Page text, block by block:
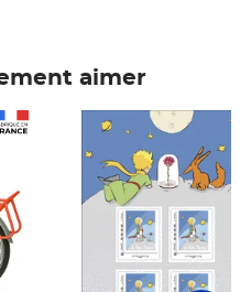
aimer
Prix 7,50€